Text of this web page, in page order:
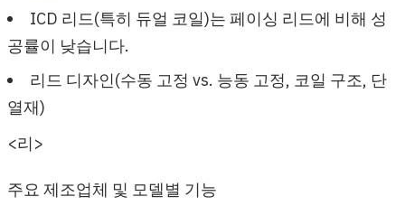
ICD 리드(특히 듀얼 코일)는 페이싱 리드에 비해 성
공률이 낮습니다.
리드 디자인(수동 고정 vs. 능동 고정, 코일 구조, 단
열재)
<리>
주요 제조업체 및 모델별 기능